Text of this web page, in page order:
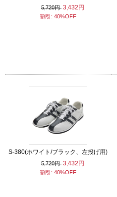
5,720円 3,432円
割引: 40%OFF
S-380(ホワイト/ブラック、左投げ用)
5,720円 3,432円
割引: 40%OFF